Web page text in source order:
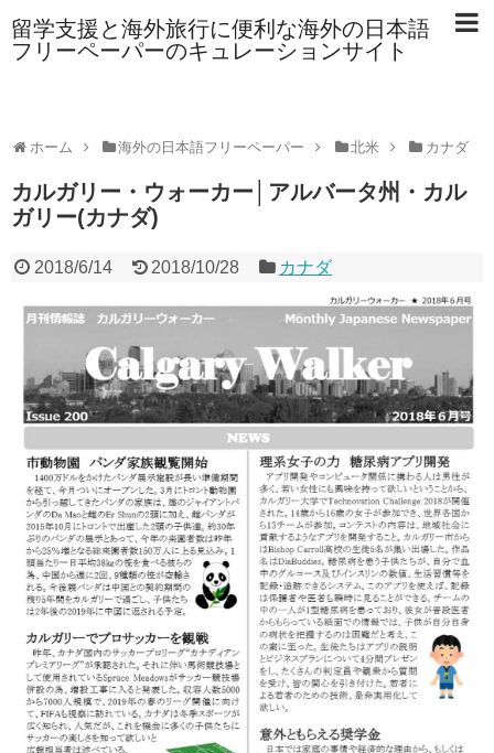
留学支援と海外旅行に便利な海外の日本語
フリーペーパーのキュレーションサイト
ホーム 海外の日本語フリーペーパー 北米 カナダ
カルガリー・ウォーカー│アルバータ州・カル
ガリー(カナダ)
2018/6/14 2018/10/28 カナダ